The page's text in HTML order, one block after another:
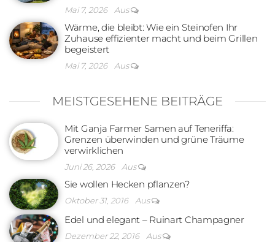
Mai 7, 2026 Aus
Wärme, die bleibt: Wie ein Steinofen Ihr
Zuhause effizienter macht und beim Grillen
begeistert
Mai 7, 2026 Aus
MEISTGESEHENE BEITRÄGE
Mit Ganja Farmer Samen auf Teneriffa:
Grenzen überwinden und grüne Träume
verwirklichen
Juni 26, 2026 Aus
Sie wollen Hecken pflanzen?
Oktober 31, 2016 Aus
Edel und elegant – Ruinart Champagner
Dezember 22, 2016 Aus